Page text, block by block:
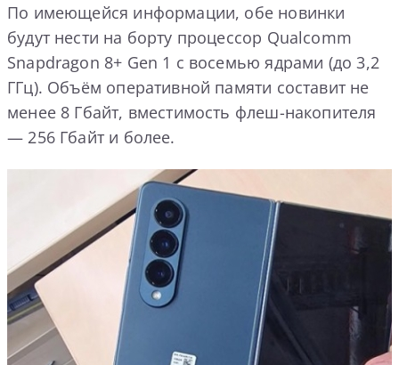
По имеющейся информации, обе новинки
будут нести на борту процессор Qualcomm
Snapdragon 8+ Gen 1 с восемью ядрами (до 3,2
ГГц). Объём оперативной памяти составит не
менее 8 Гбайт, вместимость флеш-накопителя
— 256 Гбайт и более.